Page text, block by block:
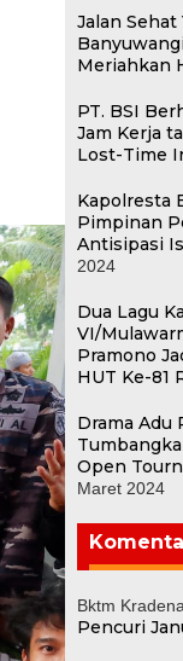
Jalan Sehat
Meriahkan
PT. BSI
Jam Kerja
Lost-Time
Kapolresta
Pimpinan
Antisipasi
2024
Dua Lagu
VI/
Pramono
HUT Ke-81
Drama Adu
Open
Maret 2024
Bktm
Pencuri